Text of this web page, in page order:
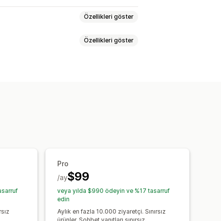
Özellikleri göster
Sohbet penceresi
Aracı avatarı
Özellikleri göster
Pro
$99
/ay
veya yılda $990 ödeyin ve %17 tasarruf
edin
Aylık en fazla 10.000 ziyaretçi. Sınırsız